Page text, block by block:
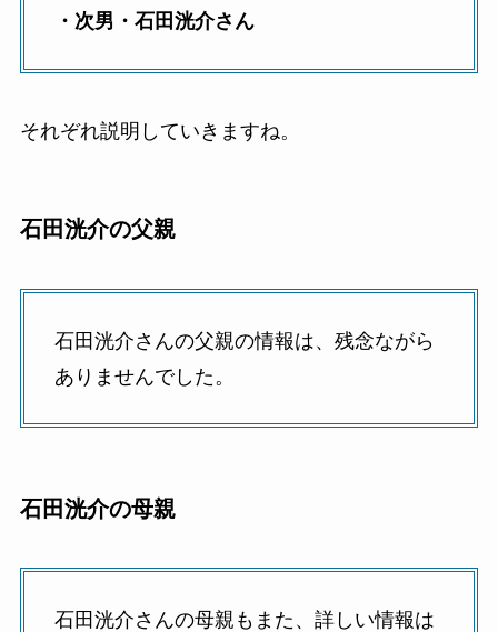
・次男・石田洸介さん
それぞれ説明していきますね。
石田洸介の父親
石田洸介さんの父親の情報は、残念ながら
ありませんでした。
石田洸介の母親
石田洸介さんの母親もまた、詳しい情報は